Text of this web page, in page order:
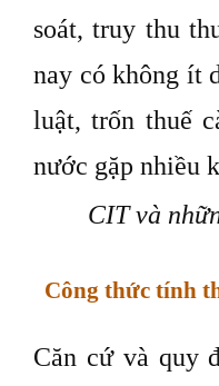
soát, truy thu
nay có không ít
luật, trốn thuế
nước gặp nhiều
CIT và
Công thức tính
Căn cứ và quy